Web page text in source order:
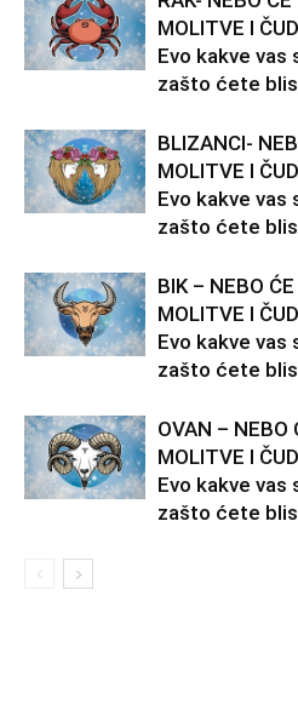
MOLITVE I
Evo kakve vas
zašto ćete
BLIZANCI-
MOLITVE I
Evo kakve vas
zašto ćete
BIK – NEBO
MOLITVE I
Evo kakve vas
zašto ćete
OVAN – NEBO
MOLITVE I
Evo kakve vas
zašto ćete